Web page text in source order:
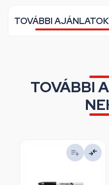
TOVÁBBI
TOVÁBBI